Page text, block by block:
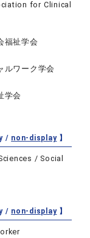
for Clinical
福祉学会
ルワーク学会
学会
/ non-display】
/ Social
/ non-display】